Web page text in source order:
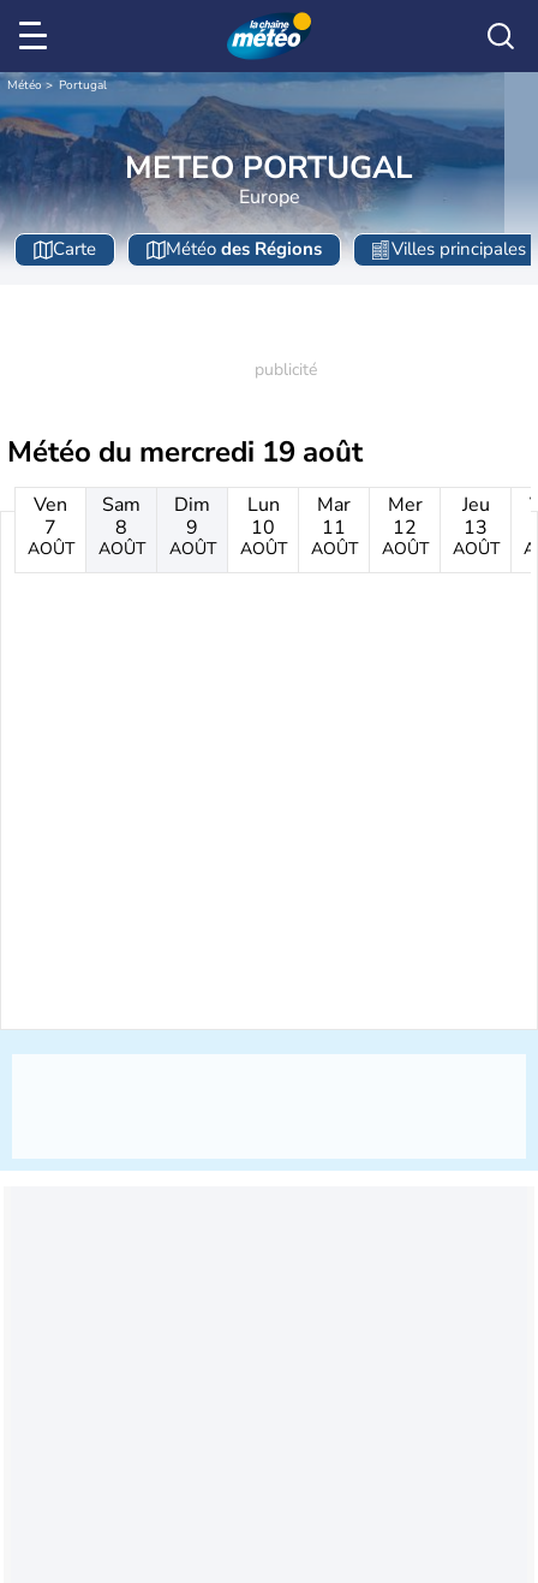
Météo Portugal
METEO PORTUGAL
Europe
Carte Météo des Régions Villes principales
Météo du mercredi 19 août
Ven
7
AOÛT
Sam
8
AOÛT
Dim
9
AOÛT
Lun
10
AOÛT
Mar
11
AOÛT
Mer
12
AOÛT
Jeu
13
AOÛT